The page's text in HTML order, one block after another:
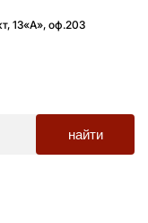
13«А», оф.203
найти